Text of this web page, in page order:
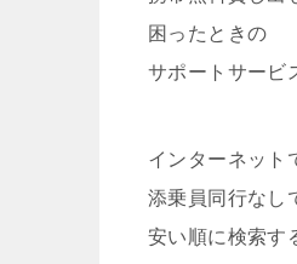
困ったときの
サポートサービ
インターネット
添乗員同行なし
安い順に検索す